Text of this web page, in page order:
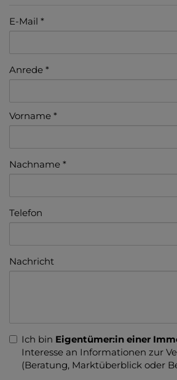
E-Mail
Anrede
Vorname
Nachname
Telefon
Nachricht
Ich bin Eigentümer:in einer
Interesse an Informationen zur
(Beratung, Marktüberblick oder